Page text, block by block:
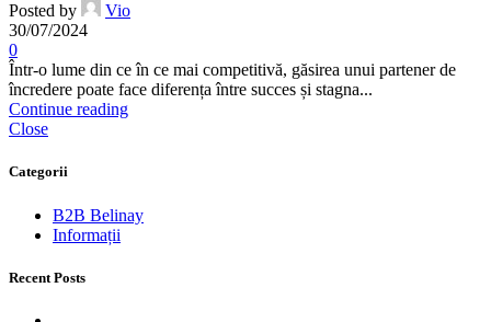
Posted by
Vio
30/07/2024
0
Într-o lume din ce în ce mai competitivă, găsirea unui partener de
încredere poate face diferența între succes și stagna...
Continue reading
Close
Categorii
B2B Belinay
Informații
Recent Posts